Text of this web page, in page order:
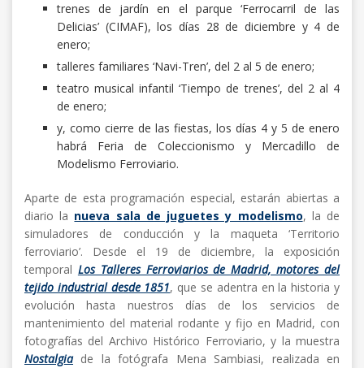
trenes de jardín en el parque ‘Ferrocarril de las
Delicias’ (CIMAF), los días 28 de diciembre y 4 de
enero;
talleres familiares ‘Navi-Tren’, del 2 al 5 de enero;
teatro musical infantil ‘Tiempo de trenes’, del 2 al 4
de enero;
y, como cierre de las fiestas, los días 4 y 5 de enero
habrá Feria de Coleccionismo y Mercadillo de
Modelismo Ferroviario.
Aparte de esta programación especial, estarán abiertas a
diario la nueva sala de juguetes y modelismo, la de
simuladores de conducción y la maqueta ‘Territorio
ferroviario’. Desde el 19 de diciembre, la exposición
temporal Los Talleres Ferroviarios de Madrid, motores del
tejido industrial desde 1851, que se adentra en la historia y
evolución hasta nuestros días de los servicios de
mantenimiento del material rodante y fijo en Madrid, con
fotografías del Archivo Histórico Ferroviario, y la muestra
Nostalgia de la fotógrafa Mena Sambiasi, realizada en